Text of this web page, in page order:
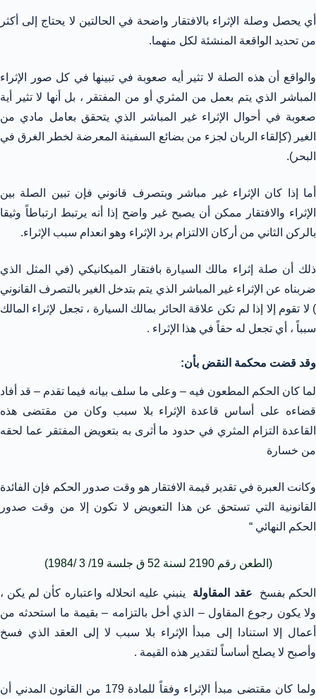
أي يحصل وصلة الإثراء بالافتقار واضحة في الحالتين لا يحتاج إلى أكثر
من تحديد الواقعة المنشئة لكل منهما.
والواقع أن هذه الصلة لا تثير أيه صعوبة في تبينها في كل صور الإثراء
المباشر الذي يتم بعمل من المثري أو من المفتقر ، بل أنها لا تثير أية
صعوبة في أحوال الإثراء غير المباشر الذي يتحقق بعامل مادي من
الغير (كإلقاء الربان لجزء من بضائع السفينة المعرضة لخطر الغرق في
البحر).
أما إذا كان الإثراء غير مباشر وبتصرف قانوني فإن تبين الصلة بين
الإثراء والافتقار ممكن أن يصبح غير واضح إذا أنه يرتبط ارتباطاً وثيقا
بالركن الثاني من أركان الالتزام برد الإثراء وهو انعدام سبب الإثراء.
ذلك أن صلة إثراء مالك السيارة بافتقار الميكانيكي (في المثل الذي
ضربناه عن الإثراء غير المباشر الذي يتم بتدخل الغير بالتصرف القانوني
) لا تقوم إلا إذا لم تكن علاقة الحائر بمالك السيارة ، تجعل لإثراء المالك
سبباً ، أي تجعل له حقاً في هذا الإثراء .
وقد قضت محكمة النقض بأن:
لما كان الحكم المطعون فيه – وعلى ما سلف بيانه فيما تقدم – قد أفاد
قضاءه على أساس قاعدة الإثراء بلا سبب وكان من مقتضى هذه
القاعدة التزام المثري في حدود ما أثرى به بتعويض المفتقر عما لحقه
من خسارة
وكانت العبرة في تقدير قيمة الافتقار هو وقت صدور الحكم فإن الفائدة
القانونية التي تستحق عن هذا التعويض لا تكون إلا من وقت صدور
الحكم النهائي “
(الطعن رقم 2190 لسنة 52 ق جلسة 19/ 3 /1984)
الحكم بفسخ عقد المقاولة ينبني عليه انحلاله واعتباره كأن لم يكن ،
ولا يكون رجوع المقاول – الذي أخل بالتزامه – بقيمة ما استحدثه من
أعمال إلا استنادا إلى مبدأ الإثراء بلا سبب لا إلى العقد الذي فسخ
وأصبح لا يصلح أساساً لتقدير هذه القيمة .
ولما كان مقتضى مبدأ الإثراء وفقاً للمادة 179 من القانون المدني أن